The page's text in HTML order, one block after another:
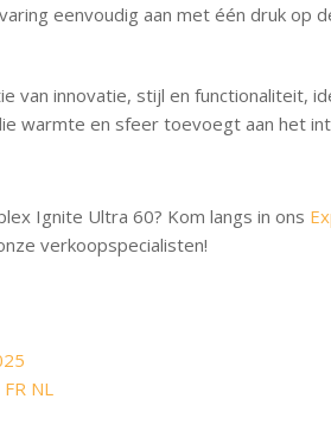
eenvoudig aan met één druk op
van innovatie, stijl en functionaliteit,
warmte en sfeer toevoegt aan het
Ignite Ultra 60? Kom langs in ons
verkoopspecialisten!
NL